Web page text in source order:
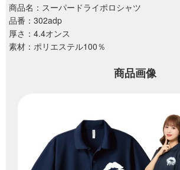
商品名：スーパードライポロシャツ
品番：302adp
厚さ：4.4オンス
素材：ポリエステル100％
商品画像